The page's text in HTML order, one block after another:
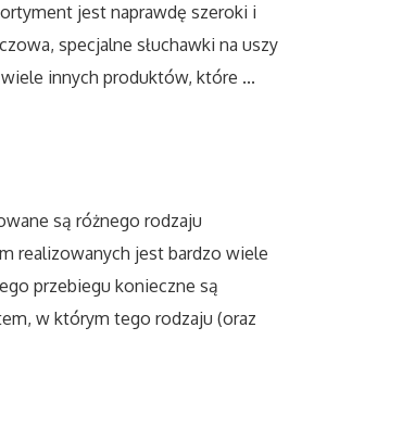
jest naprawdę szeroki i
specjalne słuchawki na uszy
innych produktów, które ...
są różnego rodzaju
realizowanych jest bardzo wiele
przebiegu konieczne są
w którym tego rodzaju (oraz